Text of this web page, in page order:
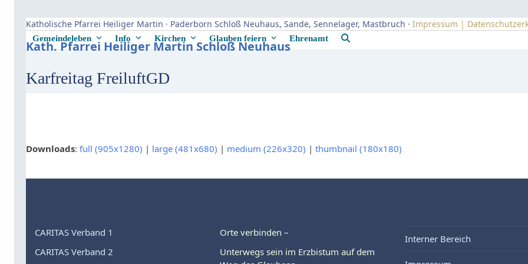
content
Katholische Pfarrei Heiliger Martin · Paderborn Schloß Neuhaus, Sande, Sennelager, Mastbruch · Impressum |
Kath. Pfarrei Heiliger Martin Schloß Neuhaus
Gemeindeleben Info Kirchen Glauben feiern Ehrenamt
Karfreitag FreiluftGD
Downloads: full (905x1280) | large (481x680) | medium (226x320) | thumbnail (180x180)
CARITAS Verband 1
CARITAS Verband 2
Orte verbinden –
Unterwegs sein im Erzbistum auf dem
Interner Bereich